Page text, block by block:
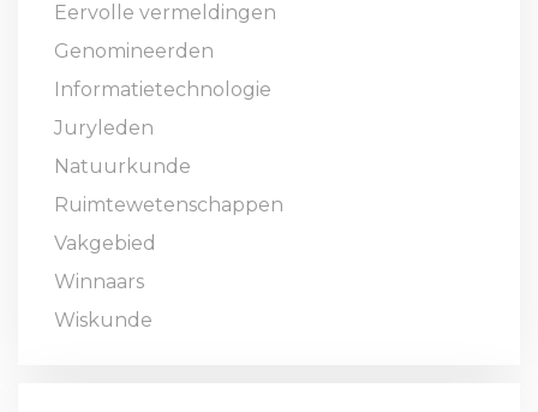
Eervolle vermeldingen
Genomineerden
Informatietechnologie
Juryleden
Natuurkunde
Ruimtewetenschappen
Vakgebied
Winnaars
Wiskunde